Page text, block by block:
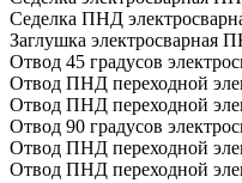
Седелка ПНД
Заглушка электросварная
Отвод 45 градусов
Отвод ПНД переходной
Отвод ПНД переходной
Отвод 90 градусов
Отвод ПНД переходной
Отвод ПНД переходной